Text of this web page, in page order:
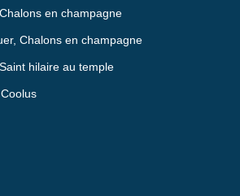
en champagne
Chalons en champagne
hilaire au temple